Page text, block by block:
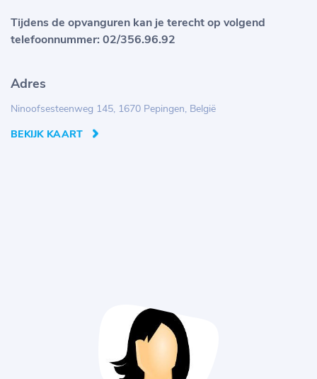
Tijdens de opvanguren kan je terecht op volgend
telefoonnummer: 02/356.96.92
Adres
Ninoofsesteenweg 145, 1670 Pepingen, België
BEKIJK KAART